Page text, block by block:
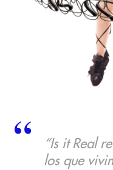
“Is it Real
los que